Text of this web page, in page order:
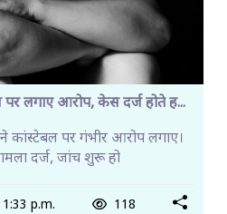
पर लगाए आरोप, केस दर्ज होते ह...
पर गंभीर आरोप लगाए।
दर्ज, जांच शुरू हो
p.m. 118